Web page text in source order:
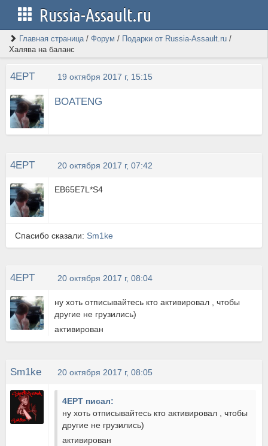
Russia-Assault.ru
Главная страница/ Форум / Подарки от Russia-Assault.ru /
Халява на баланс
4EPT 19 октября 2017 г, 15:15
BOATENG
4EPT 20 октября 2017 г, 07:42
EB65E7L*S4
Спасибо сказали: Sm1ke
4EPT 20 октября 2017 г, 08:04
ну хоть отписывайтесь кто активировал , чтобы
другие не грузились)
активирован
Sm1ke 20 октября 2017 г, 08:05
4EPT писал:
ну хоть отписывайтесь кто активировал , чтобы
другие не грузились)
активирован